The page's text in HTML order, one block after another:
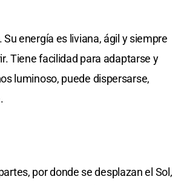
energía es liviana, ágil y siempre
Tiene facilidad para adaptarse y
luminoso, puede dispersarse,
por donde se desplazan el Sol,